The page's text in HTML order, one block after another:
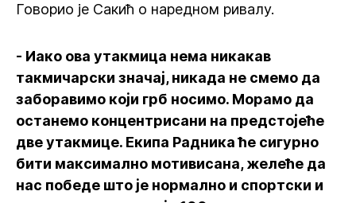
Говорио је Сакић о наредном ривалу.
- Иако ова утакмица нема никакав
такмичарски значај, никада не смемо да
заборавимо који грб носимо. Морамо да
останемо концентрисани на предстојеће
две утакмице. Екипа Радника ће сигурно
бити максимално мотивисана, желеће да
нас победе што је нормално и спортски и